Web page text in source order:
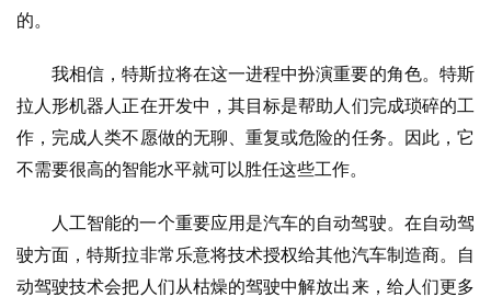
的。
我相信，特斯拉将在这一进程中扮演重要的角色。特斯
拉人形机器人正在开发中，其目标是帮助人们完成琐碎的工
作，完成人类不愿做的无聊、重复或危险的任务。因此，它
不需要很高的智能水平就可以胜任这些工作。
人工智能的一个重要应用是汽车的自动驾驶。在自动驾
驶方面，特斯拉非常乐意将技术授权给其他汽车制造商。自
动驾驶技术会把人们从枯燥的驾驶中解放出来，给人们更多